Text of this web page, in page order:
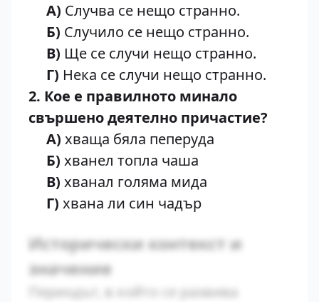
A) Случва се нещо странно.
Б) Случило се нещо странно.
В) Ще се случи нещо странно.
Г) Нека се случи нещо странно.
2. Кое е правилното минало
свършено деятелно причастие?
A) хваща бяла пеперуда
Б) хванел топла чаша
В) хванал голяма мида
Г) хвана ли син чадър
Исторически контекст и
значение
Периодът, в който се развива